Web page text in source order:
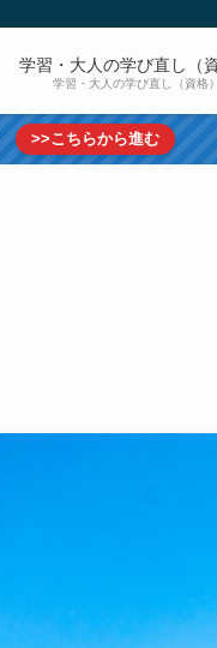
学習・大人の学び直し（
学習・大人の学び直し（資格）
>>こちらから進む